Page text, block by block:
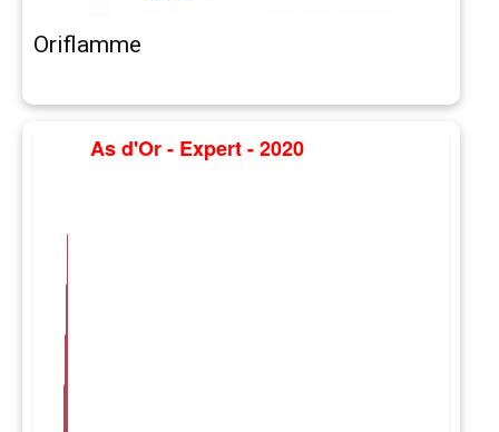
Oriflamme
As d'Or - Expert - 2020